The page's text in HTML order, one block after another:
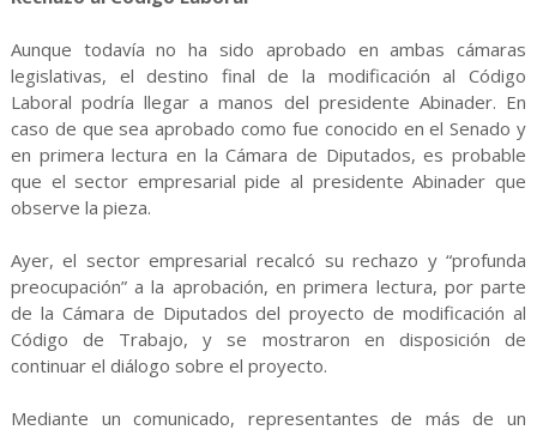
Aunque todavía no ha sido aprobado en ambas cámaras
legislativas, el destino final de la modificación al Código
Laboral podría llegar a manos del presidente Abinader. En
caso de que sea aprobado como fue conocido en el Senado y
en primera lectura en la Cámara de Diputados, es probable
que el sector empresarial pide al presidente Abinader que
observe la pieza.
Ayer, el sector empresarial recalcó su rechazo y “profunda
preocupación” a la aprobación, en primera lectura, por parte
de la Cámara de Diputados del proyecto de modificación al
Código de Trabajo, y se mostraron en disposición de
continuar el diálogo sobre el proyecto.
Mediante un comunicado, representantes de más de un